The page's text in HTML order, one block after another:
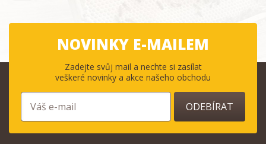
NOVINKY E-MAILEM
Zadejte svůj mail a nechte si zasílat
veškeré novinky a akce našeho obchodu
ODEBÍRAT